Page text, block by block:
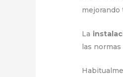
mejorando
La
las